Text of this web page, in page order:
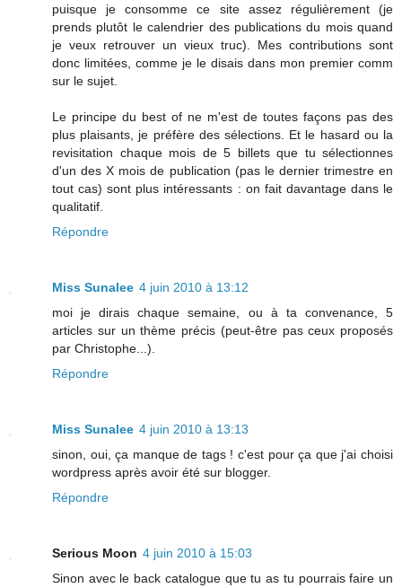
puisque je consomme ce site assez régulièrement (je
prends plutôt le calendrier des publications du mois quand
je veux retrouver un vieux truc). Mes contributions sont
donc limitées, comme je le disais dans mon premier comm
sur le sujet.
Le principe du best of ne m'est de toutes façons pas des
plus plaisants, je préfère des sélections. Et le hasard ou la
revisitation chaque mois de 5 billets que tu sélectionnes
d'un des X mois de publication (pas le dernier trimestre en
tout cas) sont plus intéressants : on fait davantage dans le
qualitatif.
Répondre
Miss Sunalee 4 juin 2010 à 13:12
moi je dirais chaque semaine, ou à ta convenance, 5
articles sur un thème précis (peut-être pas ceux proposés
par Christophe...).
Répondre
Miss Sunalee 4 juin 2010 à 13:13
sinon, oui, ça manque de tags ! c'est pour ça que j'ai choisi
wordpress après avoir été sur blogger.
Répondre
Serious Moon 4 juin 2010 à 15:03
Sinon avec le back catalogue que tu as tu pourrais faire un